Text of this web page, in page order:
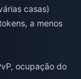
casas)
a menos
ocupação do